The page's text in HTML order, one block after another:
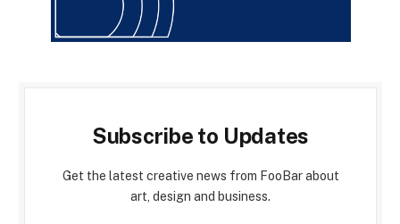
Subscribe to Updates
Get the latest creative news from FooBar about
art, design and business.